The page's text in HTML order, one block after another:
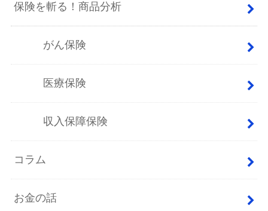
保険を斬る！商品分析
がん保険
医療保険
収入保障保険
コラム
お金の話